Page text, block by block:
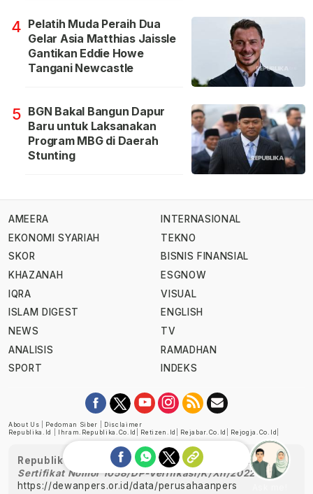
4 Pelatih Muda Peraih Dua
Gelar Asia Matthias Jaissle
Gantikan Eddie Howe
Tangani Newcastle
5 BGN Bakal Bangun Dapur
Baru untuk Laksanakan
Program MBG di Daerah
Stunting
AMEERA
EKONOMI SYARIAH
SKOR
KHAZANAH
IQRA
ISLAM DIGEST
NEWS
ANALISIS
SPORT
INTERNASIONAL
TEKNO
BISNIS FINANSIAL
ESGNOW
VISUAL
ENGLISH
TV
RAMADHAN
INDEKS
About Us Pedoman Siber
Disclaimer
Republika.id
Ihram.republika.co.id Retizen.id Rejabar.co.id Rejogja.co.id
Republika telah diverifikasi oleh Dewan Pers
Sertifikat Nomor 1058/DP-Verifikasi/K/XII/2022
https://dewanpers.or.id/data/perusahaanpers